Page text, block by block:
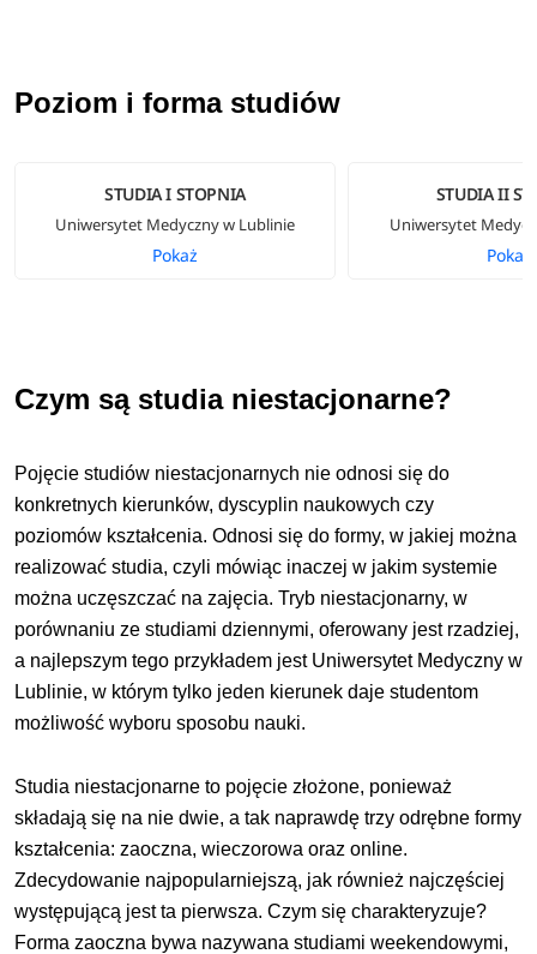
Poziom i forma studiów
STUDIA I STOPNIA
Uniwersytet Medyczny w Lublinie
Pokaż
STUDIA II
Uniwersytet
Pokaż
Czym są studia niestacjonarne?
Pojęcie studiów niestacjonarnych nie odnosi się do
konkretnych kierunków, dyscyplin naukowych czy
poziomów kształcenia. Odnosi się do formy, w jakiej można
realizować studia, czyli mówiąc inaczej w jakim systemie
można uczęszczać na zajęcia. Tryb niestacjonarny, w
porównaniu ze studiami dziennymi, oferowany jest rzadziej,
a najlepszym tego przykładem jest Uniwersytet Medyczny w
Lublinie, w którym tylko jeden kierunek daje studentom
możliwość wyboru sposobu nauki.
Studia niestacjonarne to pojęcie złożone, ponieważ
składają się na nie dwie, a tak naprawdę trzy odrębne formy
kształcenia: zaoczna, wieczorowa oraz online.
Zdecydowanie najpopularniejszą, jak również najczęściej
występującą jest ta pierwsza. Czym się charakteryzuje?
Forma zaoczna bywa nazywana studiami weekendowymi,